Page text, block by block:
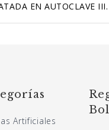
EN AUTOCLAVE III.
Artificiales